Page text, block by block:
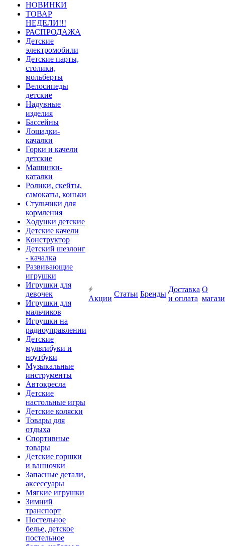
НОВИНКИ
ТОВАР
НЕДЕЛИ!!!
РАСПРОДАЖА
Детские
электромобили
Детские парты,
столики,
мольберты
Велосипеды
детские
Надувные
изделия
Бассейны
Лошадки-
качалки
Горки и качели
детские
Машинки-
каталки
Ролики, скейты,
самокаты, коньки
Стульчики для
кормления
Ходунки детские
Детские качели
Конструктор
Детский шезлонг
- качалка
Развивающие
игрушки
Игрушки для
девочек
Игрушки для
мальчиков
Игрушки на
радиоуправлении
Детские
мультибуки и
ноутбуки
Музыкальные
инструменты
Автокресла
Детские
настольные игры
Детские коляски
Товары для
отдыха
Спортивные
товары
Детские горшки
и ванночки
Запасные детали,
аксессуары
Мягкие игрушки
Зимний
транспорт
Постельное
белье, детское
постельное
Акции
Статьи Бренды
Доставка
и оплата
О